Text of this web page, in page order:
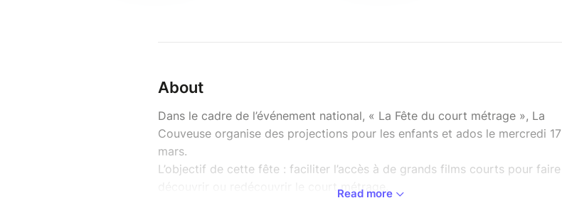
About
Dans le cadre de l’événement national, « La Fête du court métrage », La
Couveuse organise des projections pour les enfants et ados le mercredi 17
mars.
L’objectif de cette fête : faciliter l’accès à de grands films courts pour faire
découvrir ou redécouvrir le court métrage.
Read more